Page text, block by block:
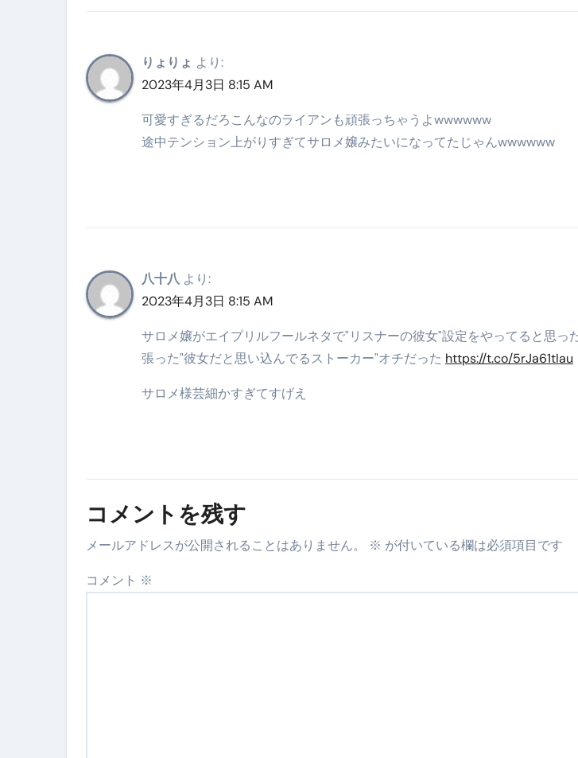
失敗しない「カニ」完全ガイド：ズワイ・タラバ・ポーション・カ
松前漬とは何か──北海道の海と暮らしが生んだ“完成された保存食文化”
スイーツ完全ガイド ― 人生を少しだけ甘くする、現代スイーツ文化の
「地震は突然、備えは今日から。」防災意識を日常に変える地震対策ス
りょりょ より:
2023年4月3日 8:15 AM
可愛すぎるだろこんなのライアンも頑張っちゃうよwwwwww
途中テンション上がりすぎてサロメ嬢みたいになってたじゃんwwwwww
八十八 より:
2023年4月3日 8:15 AM
サロメ嬢がエイプリルフールネタで"リスナーの彼女"設定をやってると思っ
張った"彼女だと思い込んでるストーカー"オチだった https://t.co/5rJa61tIau
サロメ様芸細かすぎてすげえ
コメントを残す
メールアドレスが公開されることはありません。 ※ が付いている欄は必須項目です
コメント ※